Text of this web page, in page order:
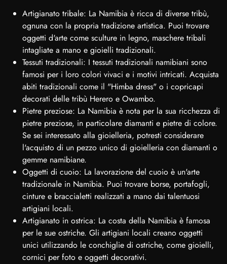
Artigianato tribale: La Namibia è ricca di diverse tribù,
ognuna con la propria tradizione artistica. Puoi trovare
oggetti d'arte come sculture in legno, maschere tribali
intagliate a mano e gioielli tradizionali.
Tessuti tradizionali: I tessuti tradizionali namibiani sono
famosi per i loro colori vivaci e i motivi intricati. Acquista
abiti tradizionali come il "Himba dress" o i copricapi
decorati delle tribù Herero e Owambo.
Pietre preziose: La Namibia è nota per la sua ricchezza di
pietre preziose, in particolare diamanti e pietre di colore.
Se sei interessato alla gioielleria, potresti considerare
l'acquisto di un pezzo unico di gioielleria con diamanti o
gemme namibiane.
Oggetti di cuoio: La lavorazione del cuoio è un'arte
tradizionale in Namibia. Puoi trovare borse, portafogli,
cinture e braccialetti realizzati a mano dai talentuosi
artigiani locali.
Artigianato in ostrica: La costa della Namibia è famosa
per le sue ostriche. Gli artigiani locali creano oggetti
unici utilizzando le conchiglie di ostriche, come gioielli,
cornici per foto e oggetti decorativi.